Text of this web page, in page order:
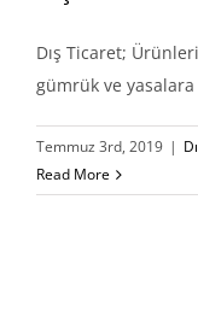
Dış Ticaret;
gümrük ve
Temmuz 3rd, 2019 |
Read More